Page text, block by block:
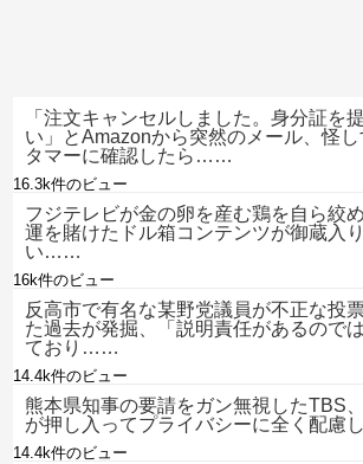
「注文キャンセルしました。身分証を
い」とAmazonから突然のメール、怪
タマーに確認したら……
16.3k件のビュー
フジテレビが金の卵を産む鶏を自ら絞
運を賭けたドル箱コンテンツが御蔵入
い……
16k件のビュー
反高市で有名な某野党議員が不正な投
た過去が発掘、「説明責任があるので
ており……
14.4k件のビュー
熊本県知事の要請をガン無視したTBS
が押し入ってプライバシーに全く配
14.4k件のビュー